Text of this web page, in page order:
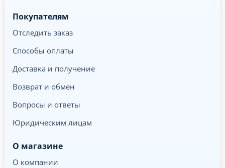
Покупателям
Отследить заказ
Способы оплаты
Доставка и получение
Возврат и обмен
Вопросы и ответы
Юридическим лицам
О магазине
О компании